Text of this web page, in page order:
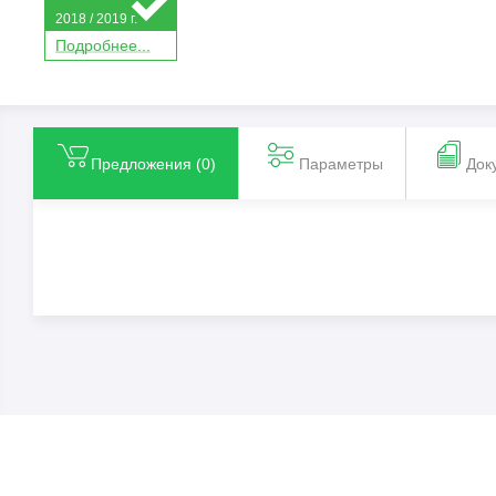
Подробнее...
2018 / 2019 г.
Предложения (0) Параметры